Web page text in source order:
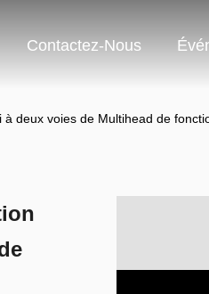
Contactez-Nous
à deux voies de Multihead de